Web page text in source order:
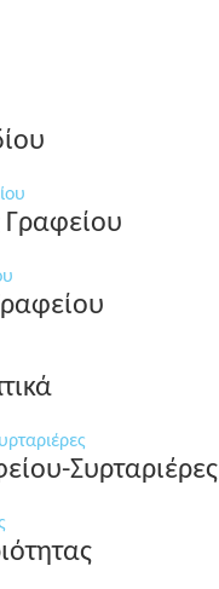
Γραφείου
Συρταριέρες